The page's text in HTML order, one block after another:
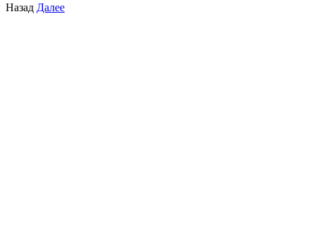
Назад Далее